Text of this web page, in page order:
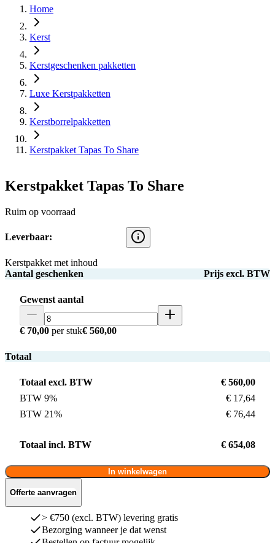
Home
Kerst
Kerstgeschenken pakketten
Luxe Kerstpakketten
Kerstborrelpakketten
Kerstpakket Tapas To Share
Kerstpakket Tapas To Share
Ruim op voorraad
Leverbaar:
Kerstpakket met inhoud
Aantal geschenken
Prijs excl. BTW
Gewenst aantal
€ 70,00 per stuk€ 560,00
Totaal
Totaal excl. BTW
€ 560,00
BTW 9%
€ 17,64
BTW 21%
€ 76,44
Totaal incl. BTW € 654,08
In winkelwagen
Offerte aanvragen
> €750 (excl. BTW) levering gratis
Bezorging wanneer je dat wenst